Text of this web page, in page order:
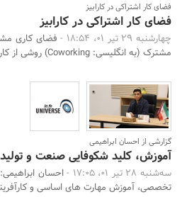
فضای کار اشتراکی در کارابیز
فضای کار اشتراکی در کارابیز
چهارشنبه 29 تیر 01، 18:54 -
فضای کاری
مشترک (به انگلیسی: Coworking) روشی از کار است که شامل ...
گزارشی از احسان ابراهیمی
آموزش، کلید شکوفایی صنعت و تولید
سه‌شنبه 28 تیر 01، 17:05 -
احسان
تخصصی، آموزش مهارت های اساسی و